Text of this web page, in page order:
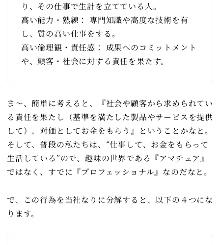
り、その仕事で生計を立てている人。
高い能力・熟練： 専門知識や高度な技術を有
し、質の高い仕事をする。
高い倫理観・責任感： 成果へのコミットメント
や、顧客・社会に対する責任を果たす。
ま～、簡単に考えると、『社会や顧客から求められてい
る責任を果たし（基準を満たした製品やサービスを提供
して）、対価としてお金をもらう』ということかなと。
そして、普段の私たちは、“仕事して、お金をもらって
生活している”ので、趣味の世界である『アマチュア』
ではなく、すでに『プロフェッショナル』なのだなと。
で、この行為を当社なりに分解すると、以下の４つにな
ります。